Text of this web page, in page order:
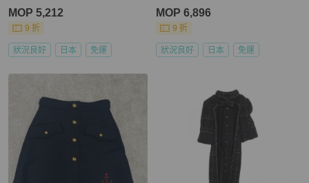
MOP 5,212
9 折
狀況良好 日本 免運
MOP 6,896
9 折
狀況良好 日本 免運